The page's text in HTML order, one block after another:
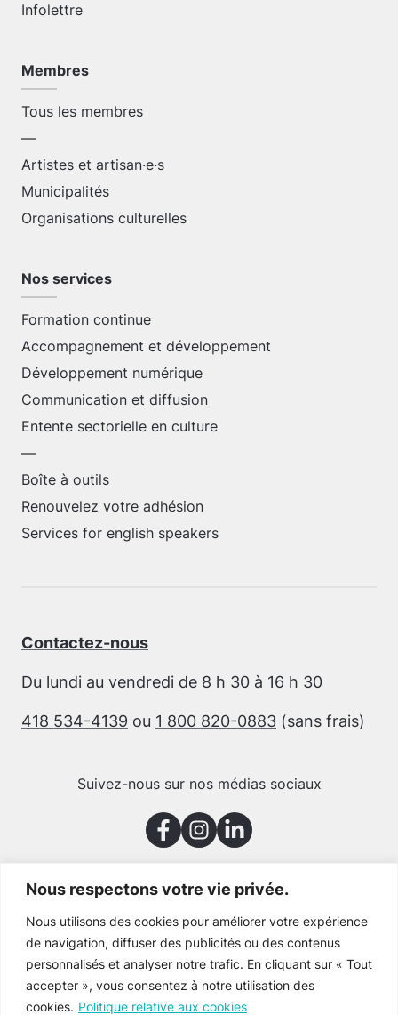
Nous respectons votre vie privée.
Nous utilisons des cookies pour améliorer votre expérience
de navigation, diffuser des publicités ou des contenus
personnalisés et analyser notre trafic. En cliquant sur « Tout
accepter », vous consentez à notre utilisation des
cookies. Politique relative aux cookies
Infolettre
Membres
Tous les membres
—
Artistes et artisan·e·s
Municipalités
Organisations culturelles
Nos services
Formation continue
Accompagnement et développement
Développement numérique
Communication et diffusion
Entente sectorielle en culture
—
Boîte à outils
Renouvelez votre adhésion
Services for english speakers
Contactez-nous
Du lundi au vendredi de 8 h 30 à 16 h 30
418 534-4139 ou 1 800 820-0883 (sans frais)
Suivez-nous sur nos médias sociaux
Merci à nos partenaires